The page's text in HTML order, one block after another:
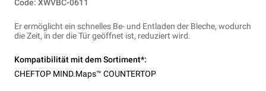
Code: XWVBC-0611
Er ermöglicht ein schnelles Be- und Entladen der Bleche, wodurch
die Zeit, in der die Tür geöffnet ist, reduziert wird.
Kompatibilität mit dem Sortiment*:
CHEFTOP MIND.Maps™ COUNTERTOP